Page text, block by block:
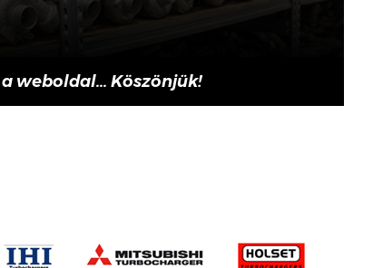
a weboldal... Köszönjük!